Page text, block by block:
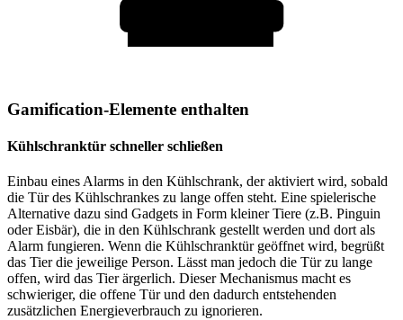
Gamification-Elemente enthalten
Kühlschranktür schneller schließen
Einbau eines Alarms in den Kühlschrank, der aktiviert wird, sobald
die Tür des Kühlschrankes zu lange offen steht. Eine spielerische
Alternative dazu sind Gadgets in Form kleiner Tiere (z.B. Pinguin
oder Eisbär), die in den Kühlschrank gestellt werden und dort als
Alarm fungieren. Wenn die Kühlschranktür geöffnet wird, begrüßt
das Tier die jeweilige Person. Lässt man jedoch die Tür zu lange
offen, wird das Tier ärgerlich. Dieser Mechanismus macht es
schwieriger, die offene Tür und den dadurch entstehenden
zusätzlichen Energieverbrauch zu ignorieren.